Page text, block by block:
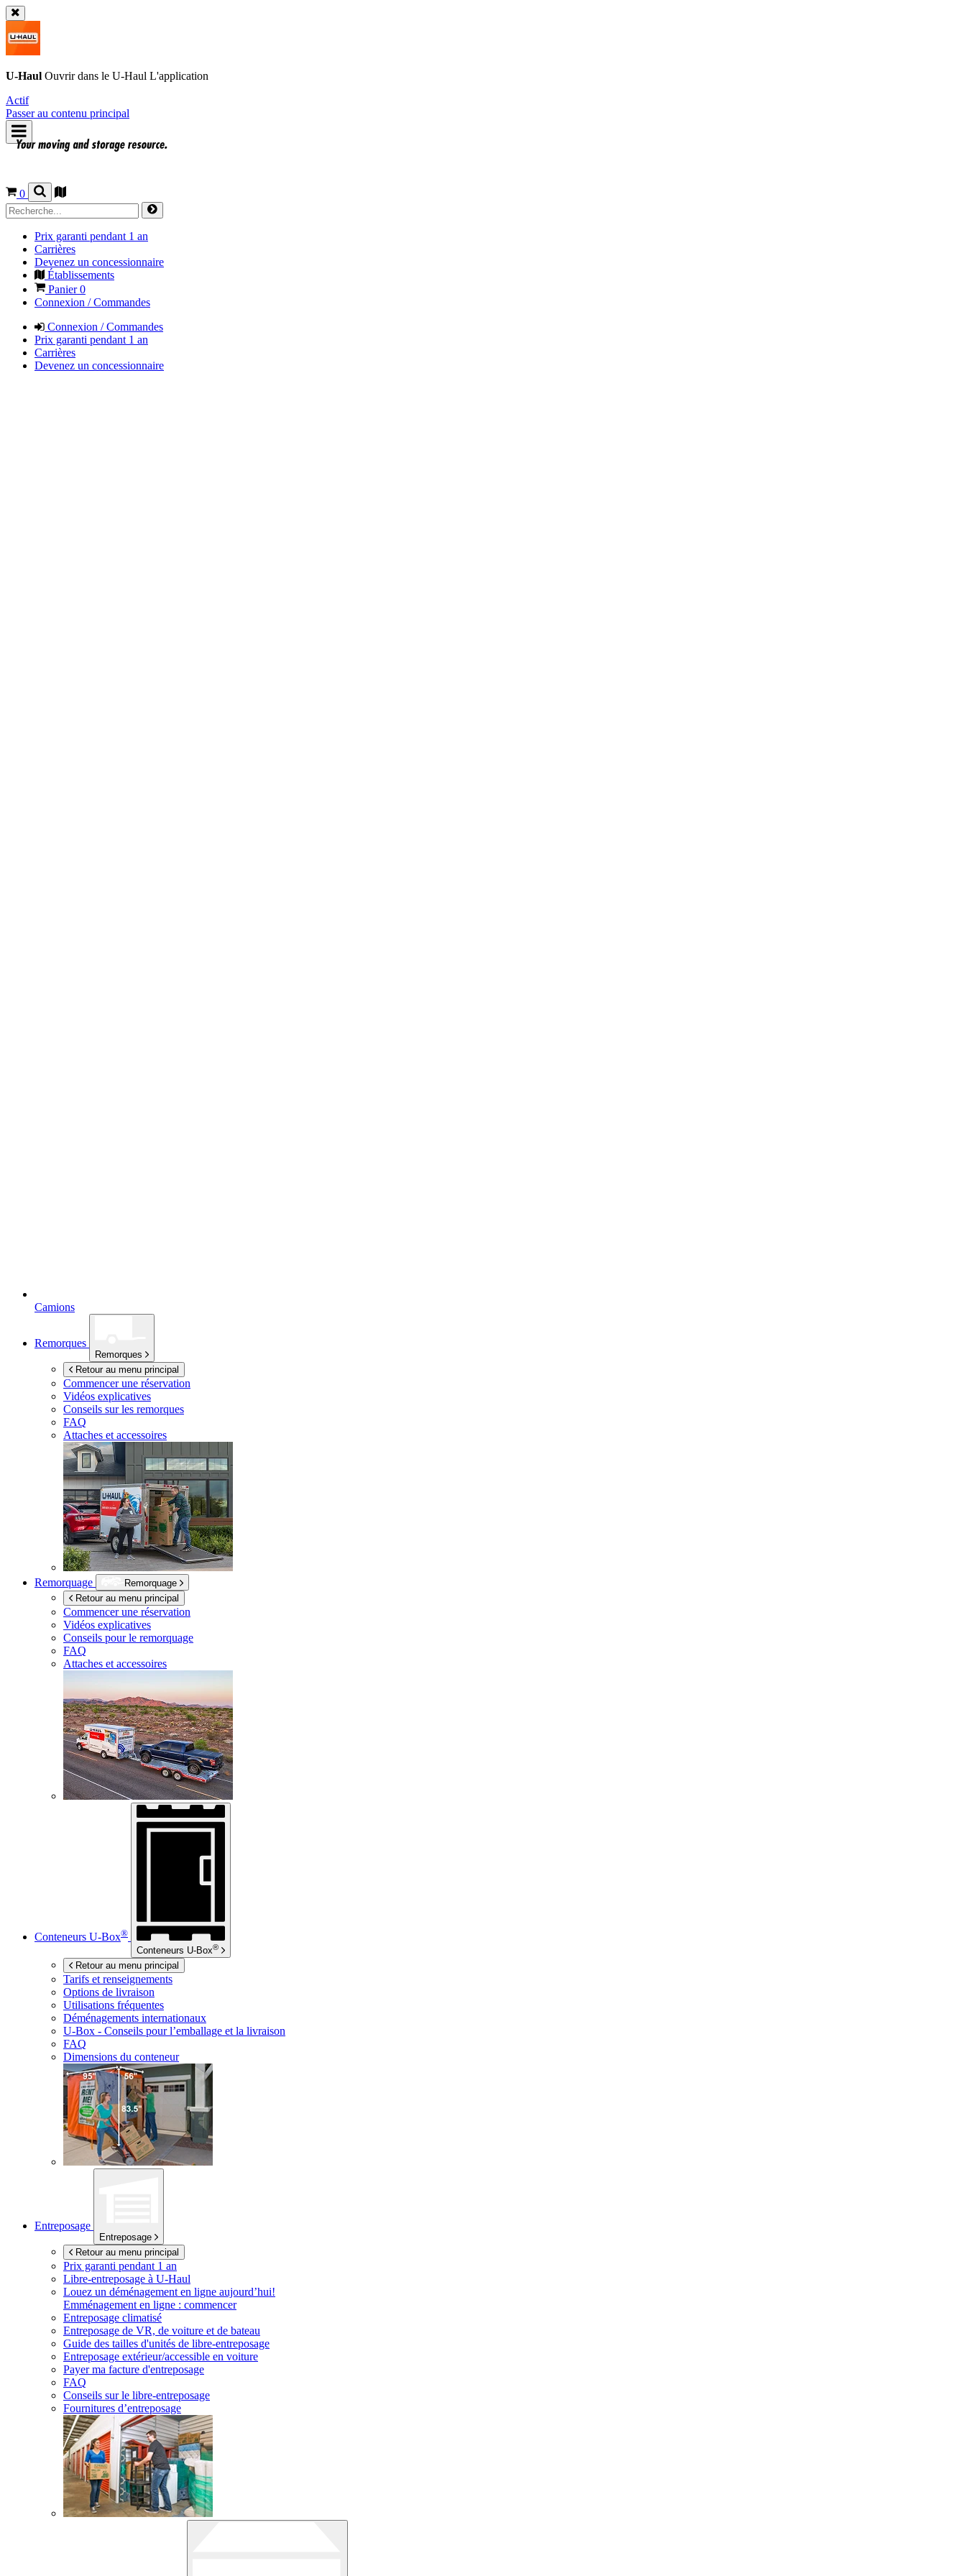
U-Haul Ouvrir dans le U-Haul L'application
Actif
Passer au contenu principal
0
Prix garanti pendant 1 an
Carrières
Devenez un concessionnaire
Établissements
Panier0
Connexion / Commandes
Connexion / Commandes
Prix garanti pendant 1 an
Carrières
Devenez un concessionnaire
Camions
Remorques
Remorques
Retour au menu principal
Commencer une réservation
Vidéos explicatives
Conseils sur les remorques
FAQ
Attaches et accessoires
Remorquage
Remorquage
Retour au menu principal
Commencer une réservation
Vidéos explicatives
Conseils pour le remorquage
FAQ
Attaches et accessoires
Conteneurs U-Box®
Conteneurs U-Box®
Retour au menu principal
Tarifs et renseignements
Options de livraison
Utilisations fréquentes
Déménagements internationaux
U-Box - Conseils pour l’emballage et la livraison
FAQ
Dimensions du conteneur
Entreposage
Entreposage
Retour au menu principal
Prix garanti pendant 1 an
Libre-entreposage à U-Haul
Louez un déménagement en ligne aujourd’hui!
Emménagement en ligne : commencer
Entreposage climatisé
Entreposage de VR, de voiture et de bateau
Guide des tailles d'unités de libre-entreposage
Entreposage extérieur/accessible en voiture
Payer ma facture d'entreposage
FAQ
Conseils sur le libre-entreposage
Fournitures d’entreposage